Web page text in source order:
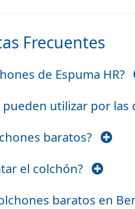
Frecuentes
de Espuma HR?
pueden utilizar por las
baratos?
el colchón?
baratos en